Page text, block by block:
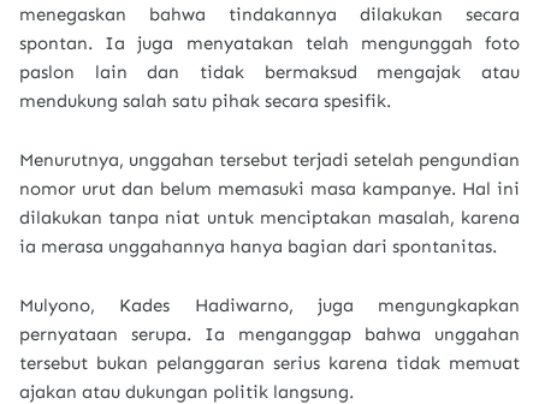
menegaskan bahwa tindakannya dilakukan secara
spontan. Ia juga menyatakan telah mengunggah foto
paslon lain dan tidak bermaksud mengajak atau
mendukung salah satu pihak secara spesifik.
Menurutnya, unggahan tersebut terjadi setelah pengundian
nomor urut dan belum memasuki masa kampanye. Hal ini
dilakukan tanpa niat untuk menciptakan masalah, karena
ia merasa unggahannya hanya bagian dari spontanitas.
Mulyono, Kades Hadiwarno, juga mengungkapkan
pernyataan serupa. Ia menganggap bahwa unggahan
tersebut bukan pelanggaran serius karena tidak memuat
ajakan atau dukungan politik langsung.